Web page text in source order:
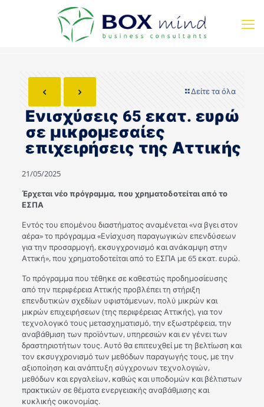
Δείτε τα όλα
Ενισχύσεις 65 εκατ. ευρώ
σε μικρομεσαίες
επιχειρήσεις της Αττικής
21/05/2025
Έρχεται νέο πρόγραμμα, που χρηματοδοτείται από το
ΕΣΠΑ
Εντός του επομένου διαστήματος αναμένεται «να βγει στον
αέρα» το πρόγραμμα «Ενίσχυση παραγωγικών επενδύσεων
για την προσαρμογή, εκσυγχρονισμό και ανάκαμψη στην
Αττική», που χρηματοδοτείται από το ΕΣΠΑ με 65 εκατ. ευρώ.
Το πρόγραμμα που τέθηκε σε καθεστώς προδημοσίευσης
από την περιφέρεια Αττικής προβλέπει τη στήριξη
επενδυτικών σχεδίων υφιστάμενων, πολύ μικρών και
μικρών επιχειρήσεων (της περιφέρειας Αττικής), για τον
τεχνολογικό τους μετασχηματισμό, την εξωστρέφεια, την
αναβάθμιση των προϊόντων, υπηρεσιών και εν γένει των
δραστηριοτήτων τους. Αυτό θα επιτευχθεί με τη βελτίωση και
τον εκσυγχρονισμό των μεθόδων παραγωγής τους, με την
αξιοποίηση και ανάπτυξη σύγχρονων τεχνολογιών,
μεθόδων και εργαλείων, καθώς και υποδομών και βέλτιστων
πρακτικών σε θέματα ενεργειακής αναβάθμισης και
κυκλικής οικονομίας.​​​